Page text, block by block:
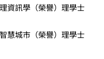
學單元）的畢業生。
，可按其BTEC及IGCSE
升讀高級文憑課程。
或資歷，會經有關學系作
資訊學（榮譽）理學士
慧城市（榮譽）理學士